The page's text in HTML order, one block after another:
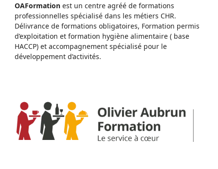
OAFormation est un centre agréé de formations
professionnelles spécialisé dans les métiers CHR.
Délivrance de formations obligatoires, Formation permis
d’exploitation et formation hygiène alimentaire ( base
HACCP) et accompagnement spécialisé pour le
développement d’activités.